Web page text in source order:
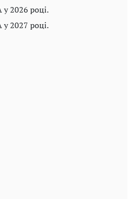
2026 році.
2027 році.